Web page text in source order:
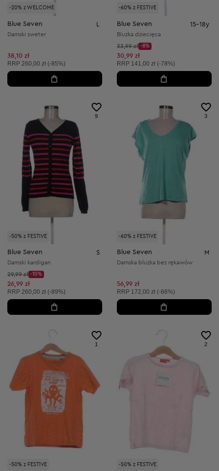
-20% z WELCOME
Blue Seven
Damski sweter
38,10 zł
Cena sugerowana:
RRP 260,00 zł (-85%)
-60% z FESTIVE
Blue Seven 15-18y
Bluzka dziecięca
Cena początkowa:
33,99 zł
Discount Price:
-8%
Obniżona cena:
30,99 zł
Cena sugerowana:
RRP 141,00 zł (-78%)
-50% z FESTIVE
9
Blue Seven S
Damski kardigan
Cena początkowa:
29,99 zł
Discount Price:
-10%
Obniżona cena:
26,99 zł
Cena sugerowana:
RRP 260,00 zł (-89%)
-60% z FESTIVE
3
Blue Seven M
Damska bluzka bez rękawów
56,99 zł
Cena sugerowana:
RRP 172,00 zł (-66%)
-50% z FESTIVE
1
-50% z FESTIVE
2